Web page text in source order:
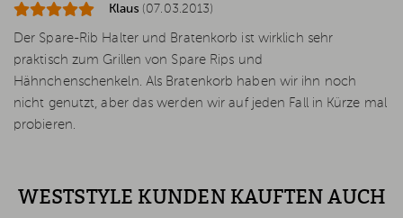
Klaus (07.03.2013)
Der Spare-Rib Halter und Bratenkorb ist wirklich sehr
praktisch zum Grillen von Spare Rips und
Hähnchenschenkeln. Als Bratenkorb haben wir ihn noch
nicht genutzt, aber das werden wir auf jeden Fall in Kürze mal
probieren.
WESTSTYLE KUNDEN KAUFTEN AUCH